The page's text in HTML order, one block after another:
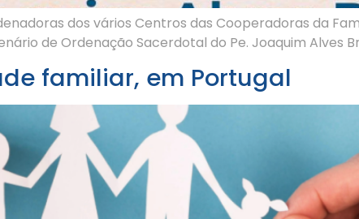
dos vários Centros das Cooperadoras da
de Ordenação Sacerdotal do Pe. Joaquim Alves
familiar, em Portugal